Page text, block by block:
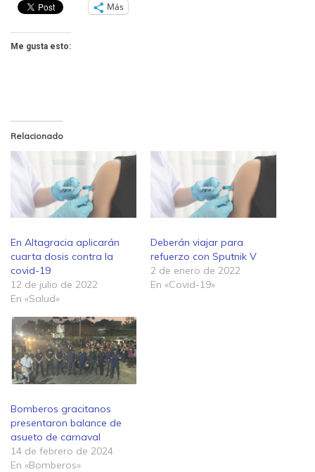
Más
Me gusta esto:
Relacionado
En Altagracia aplicarán
cuarta dosis contra la
covid-19
12 de julio de 2022
En «Salud»
Deberán viajar para
refuerzo con Sputnik V
2 de enero de 2022
En «Covid-19»
Bomberos gracitanos
presentaron balance de
asueto de carnaval
14 de febrero de 2024
En «Bomberos»